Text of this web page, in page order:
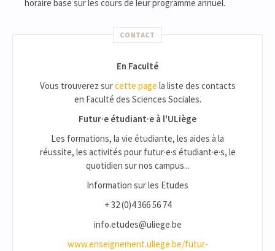
horaire basé sur les cours de leur programme annuel.
CONTACT
En Faculté
Vous trouverez surcette page la liste des contacts
en Faculté des Sciences Sociales.
Futur·e étudiant·e à l'ULiège
Les formations, la vie étudiante, les aides à la
réussite, les activités pour futur·e·s étudiant·e·s, le
quotidien sur nos campus...
Information sur les Etudes
+ 32 (0)4 366 56 74
info.etudes@uliege.be
www.enseignement.uliege.be/futur-